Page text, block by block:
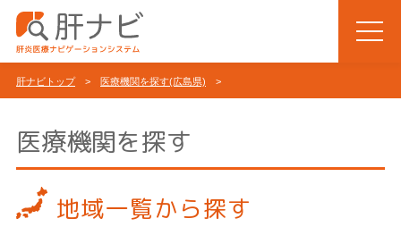
肝ナビトップ> 医療機関を探す(広島県) >
医療機関を探す
地域一覧から探す